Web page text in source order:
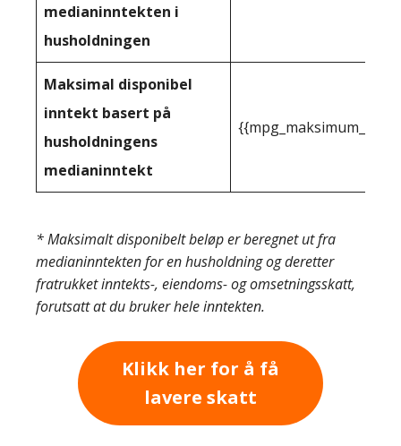
medianinntekten i
husholdningen
Maksimal disponibel
inntekt basert på
husholdningens
medianinntekt
* Maksimalt disponibelt beløp er beregnet ut fra
medianinntekten for en husholdning og deretter
fratrukket inntekts-, eiendoms- og omsetningsskatt,
forutsatt at du bruker hele inntekten.
Klikk her for å få
lavere skatt